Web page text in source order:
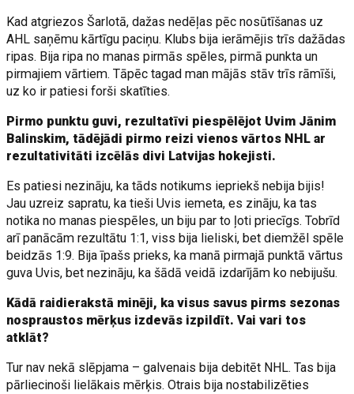
Kad atgriezos Šarlotā, dažas nedēļas pēc nosūtīšanas uz
AHL saņēmu kārtīgu paciņu. Klubs bija ierāmējis trīs dažādas
ripas. Bija ripa no manas pirmās spēles, pirmā punkta un
pirmajiem vārtiem. Tāpēc tagad man mājās stāv trīs rāmīši,
uz ko ir patiesi forši skatīties.
Pirmo punktu guvi, rezultatīvi piespēlējot Uvim Jānim
Balinskim, tādējādi pirmo reizi vienos vārtos NHL ar
rezultativitāti izcēlās divi Latvijas hokejisti.
Es patiesi nezināju, ka tāds notikums iepriekš nebija bijis!
Jau uzreiz sapratu, ka tieši Uvis iemeta, es zināju, ka tas
notika no manas piespēles, un biju par to ļoti priecīgs. Tobrīd
arī panācām rezultātu 1:1, viss bija lieliski, bet diemžēl spēle
beidzās 1:9. Bija īpašs prieks, ka manā pirmajā punktā vārtus
guva Uvis, bet nezināju, ka šādā veidā izdarījām ko nebijušu.
Kādā raidierakstā minēji, ka visus savus pirms sezonas
nospraustos mērķus izdevās izpildīt. Vai vari tos
atklāt?
Tur nav nekā slēpjama – galvenais bija debitēt NHL. Tas bija
pārliecinoši lielākais mērķis. Otrais bija nostabilizēties